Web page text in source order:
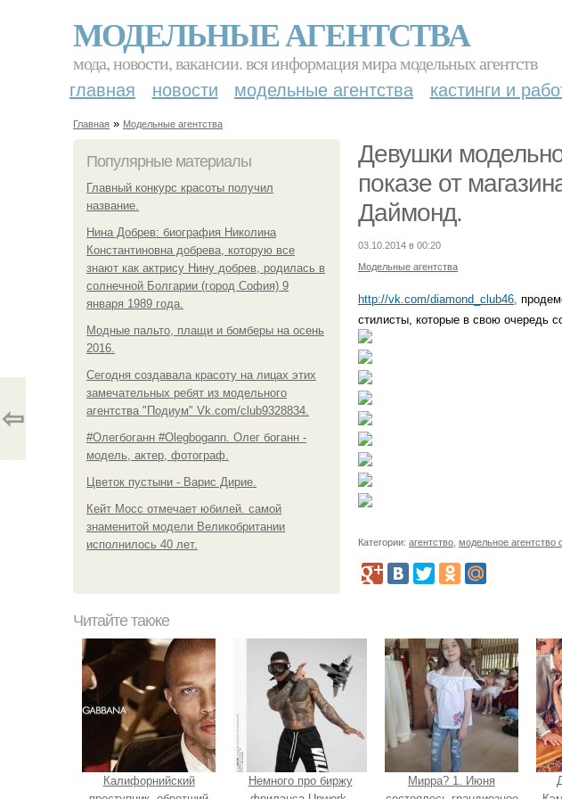
МОДЕЛЬНЫЕ АГЕНТСТВА
мода, новости, вакансии. вся информация мира модельных агентств
главная новости модельные агентства кастинги и
Главная » Модельные агентства
Популярные материалы
Главный конкурс красоты получил
название.
Нина Добрев: биография Николина
Константиновна добрева, которую все
знают как актрису Нину добрев, родилась в
солнечной Болгарии (город София) 9
января 1989 года.
Модные пальто, плащи и бомберы на осень
2016.
Сегодня создавала красоту на лицах этих
замечательных ребят из модельного
агентства "Подиум" Vk.com/club9328834.
#Олегбоганн #Olegbogann. Олег боганн -
модель, актер, фотограф.
Цветок пустыни - Варис Дирие.
Кейт Мосс отмечает юбилей. самой
знаменитой модели Великобритании
исполнилось 40 лет.
Девушки
показе от
Даймонд.
03.10.2014 в 00:20
Модельные агентства
http://vk.com/diamond_club46,
стилисты, которые в свою очередь
Категории: агентство модельное агентство
⇦
Читайте также
Калифорнийский
Немного про биржу
Мирра? 1. Июня